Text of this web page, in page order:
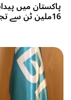
پاکستان میں
16ملین ٹن سے تجاوز کر گئی